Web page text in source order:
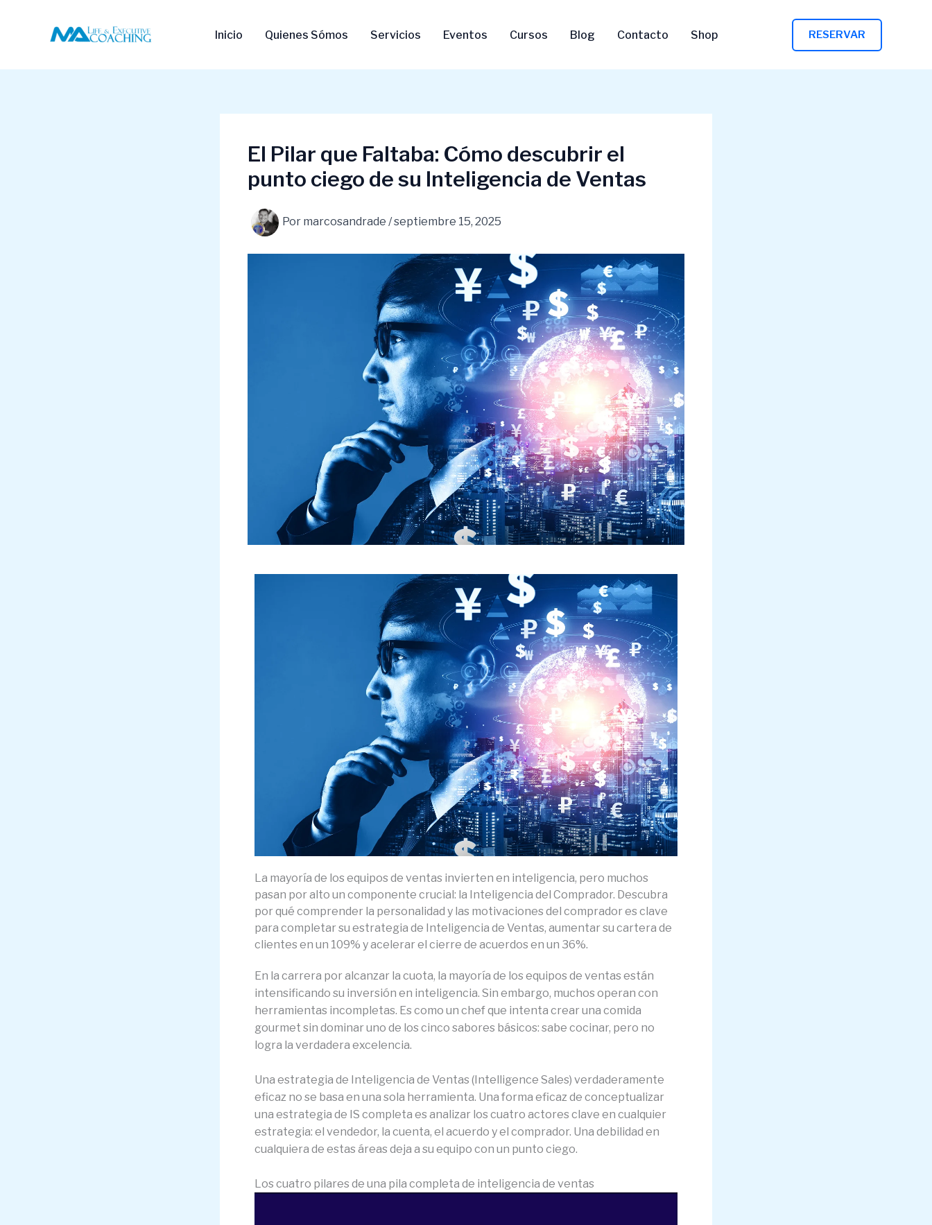
contenido
Inicio Quienes Sómos Servicios Eventos Cursos Blog Contacto Shop RESERVAR
El Pilar que Faltaba: Cómo descubrir el
punto ciego de su Inteligencia de Ventas
Por marcosandrade /septiembre 15, 2025
La mayoría de los equipos de ventas invierten en inteligencia, pero muchos
pasan por alto un componente crucial: la Inteligencia del Comprador. Descubra
por qué comprender la personalidad y las motivaciones del comprador es clave
para completar su estrategia de Inteligencia de Ventas, aumentar su cartera de
clientes en un 109% y acelerar el cierre de acuerdos en un 36%.
En la carrera por alcanzar la cuota, la mayoría de los equipos de ventas están
intensificando su inversión en inteligencia. Sin embargo, muchos operan con
herramientas incompletas. Es como un chef que intenta crear una comida
gourmet sin dominar uno de los cinco sabores básicos: sabe cocinar, pero no
logra la verdadera excelencia.
Una estrategia de Inteligencia de Ventas (Intelligence Sales) verdaderamente
eficaz no se basa en una sola herramienta. Una forma eficaz de conceptualizar
una estrategia de IS completa es analizar los cuatro actores clave en cualquier
estrategia: el vendedor, la cuenta, el acuerdo y el comprador. Una debilidad en
cualquiera de estas áreas deja a su equipo con un punto ciego.
Los cuatro pilares de una pila completa de inteligencia de ventas